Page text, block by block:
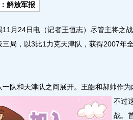
解放军报
月24日电（记者王恒志）尽管主将之
三局，以3比1力克天津队，获得2007年
和天津队之间展开。 王皓和郝帅作为
不过
战。